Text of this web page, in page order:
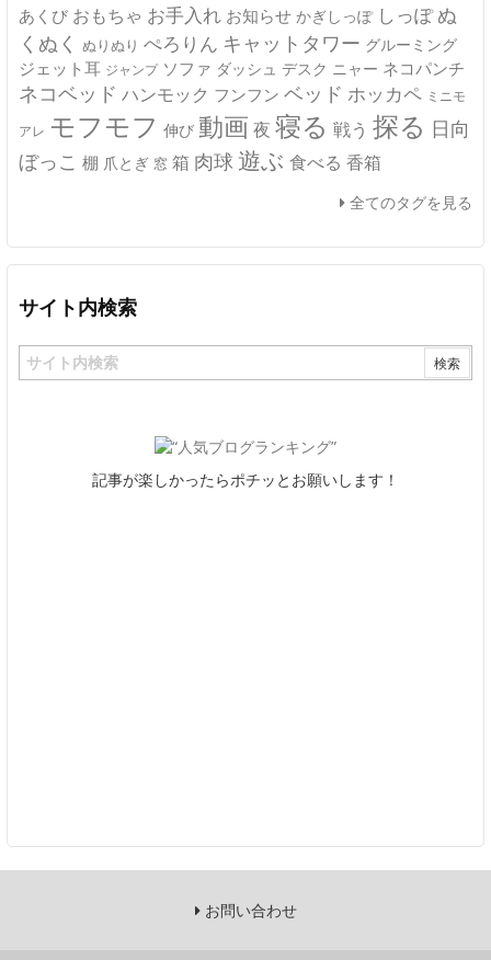
あくび おもちゃ お手入れ お知らせ かぎしっぽ しっぽ ぬ
くぬく ぬりぬり ぺろりん キャットタワー グルーミング
ジェット耳 ジャンプ ソファ ダッシュ デスク ニャー ネコパンチ
ネコベッド ハンモック フンフン ベッド ホッカペ ミニモ
アレ モフモフ 伸び 動画 夜 寝る 戦う 探る 日向
ぼっこ 棚 爪とぎ 窓 箱 肉球 遊ぶ 食べる 香箱
全てのタグを見る
サイト内検索
記事が楽しかったらポチッとお願いします！
お問い合わせ